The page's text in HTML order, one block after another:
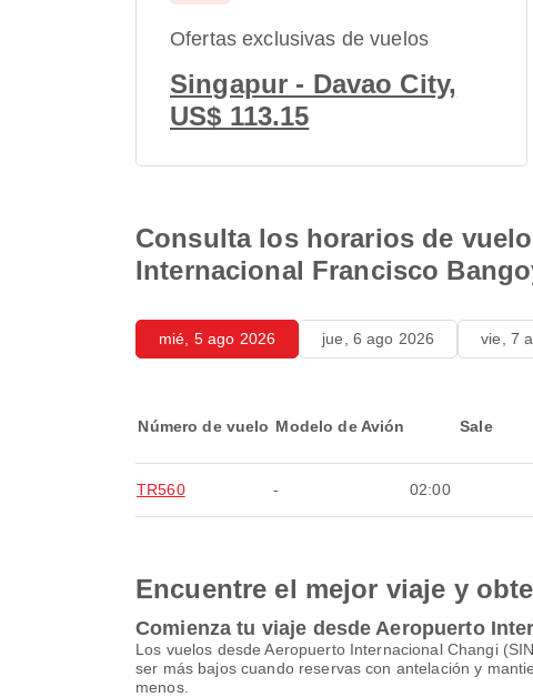
Ofertas exclusivas de vuelos
Singapur - Davao City,
US$ 113.15
Consulta los horarios de
Internacional Francisco
mié, 5 ago 2026 jue, 6 ago 2026 vie, 7
Número de vuelo Modelo de Avión Sale
TR560 - 02:00
Encuentre el mejor viaje y
Comienza tu viaje desde Aeropuerto
Los vuelos desde Aeropuerto Internacional Changi
ser más bajos cuando reservas con antelación y
menos.